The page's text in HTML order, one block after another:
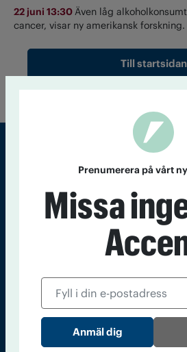
22 juni 13:30Även låg
cancer, visar ny amerikansk forskning.
Till startsidan
Sveriges största tidning om
Tidningen Accent, A4, Bondegatan
accent@iogt.se
Chefredaktör och ansvarig utgivare:
Om Tidningen
Prenumerera på vårt
Missa